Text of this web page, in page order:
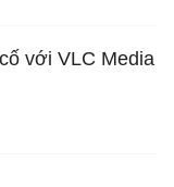
với VLC Media